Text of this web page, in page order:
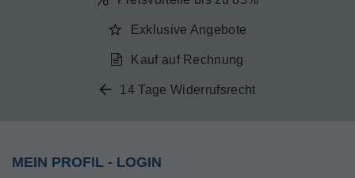
Exklusive Angebote
Kauf auf Rechnung
14 Tage Widerrufsrecht
MEIN PROFIL - LOGIN